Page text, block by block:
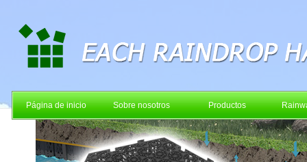
Página de inicio Sobre nosotros Productos